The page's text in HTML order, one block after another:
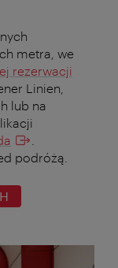
metra, we
rezerwacji
Linien,
lub na
podróżą.